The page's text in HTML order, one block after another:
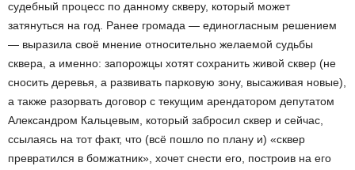
судебный процесс по данному скверу, который может
затянуться на год. Ранее громада — единогласным решением
— выразила своё мнение относительно желаемой судьбы
сквера, а именно: запорожцы хотят сохранить живой сквер (не
сносить деревья, а развивать парковую зону, высаживая новые),
а также разорвать договор с текущим арендатором депутатом
Александром Кальцевым, который забросил сквер и сейчас,
ссылаясь на тот факт, что (всё пошло по плану и) «сквер
превратился в бомжатник», хочет снести его, построив на его